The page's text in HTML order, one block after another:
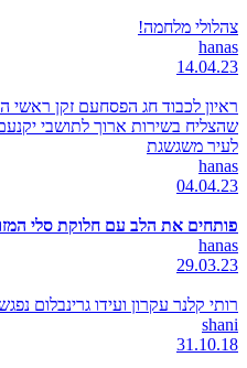
צהלולי מלחמה!
hanas
14.04.23
ראיון לכבוד חג הפסחעם זקן ראשי
שהצליח בשירות ארוך לתושבי
לעיר משגשגת
hanas
04.04.23
פותחים את הלב עם חלוקת סלי
hanas
29.03.23
רותי קלנר עקרון ועידו גרינבלום
shani
31.10.18